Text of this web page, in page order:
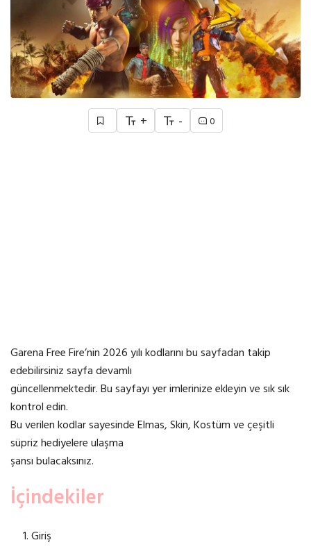
+ - 0
Garena Free Fire’nin 2026 yılı kodlarını bu sayfadan takip
edebilirsiniz sayfa devamlı
güncellenmektedir. Bu sayfayı yer imlerinize ekleyin ve sık sık
kontrol edin.
Bu verilen kodlar sayesinde Elmas, Skin, Kostüm ve çeşitli
süpriz hediyelere ulaşma
şansı bulacaksınız.
İçindekiler
Giriş